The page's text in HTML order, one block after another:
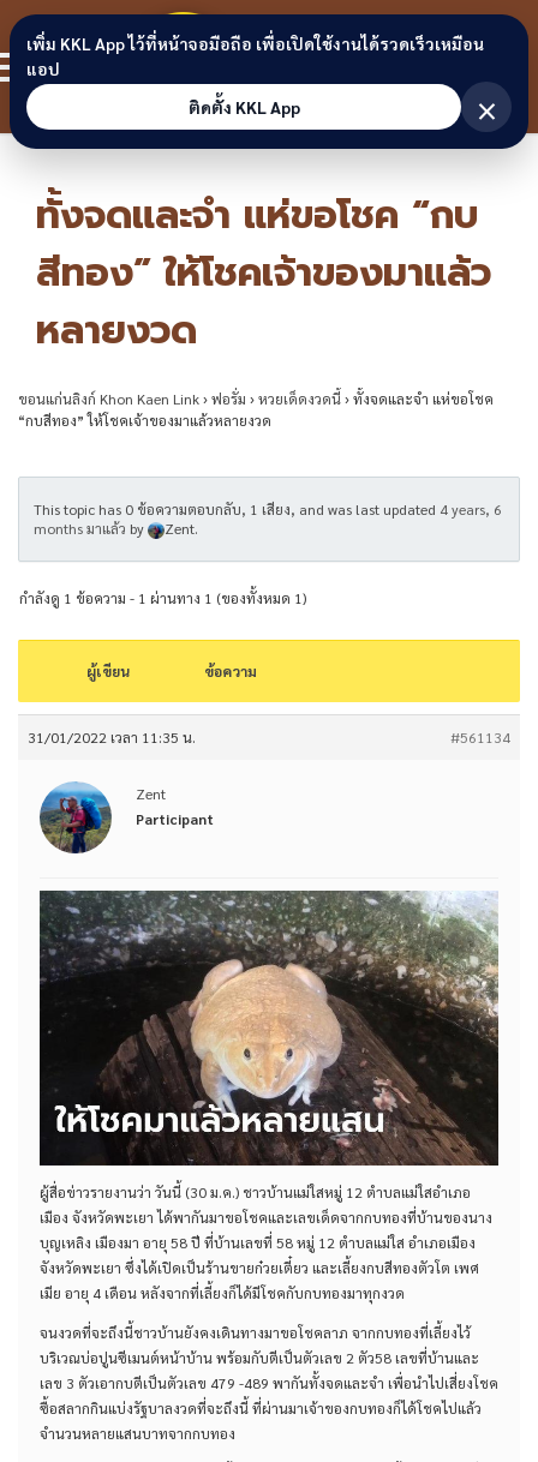
Skip to content
ขอนแก่น
ลิงก์
ทั้งจดและจำ แห่ขอโชค “กบ
สีทอง” ให้โชคเจ้าของมาแล้ว
หลายงวด
ขอนแก่นลิงก์ Khon Kaen Link›ฟอรั่ม ›หวยเด็ดงวดนี้›ทั้งจดและจำ แห่ขอโชค
“กบสีทอง” ให้โชคเจ้าของมาแล้วหลายงวด
This topic has 0 ข้อความตอบกลับ, 1 เสียง, and was last updated 4 years, 6
months มาแล้ว by Zent.
กำลังดู 1 ข้อความ - 1 ผ่านทาง 1 (ของทั้งหมด 1)
ผู้เขียน ข้อความ
31/01/2022 เวลา 11:35 น. #561134
Zent
Participant
ผู้สื่อข่าวรายงานว่า วันนี้ (30 ม.ค.) ชาวบ้านแม่ใสหมู่ 12 ตำบลแม่ใสอำเภอ
เมือง จังหวัดพะเยา ได้พากันมาขอโชคและเลขเด็ดจากกบทองที่บ้านของนาง
บุญเหลิง เมืองมา อายุ 58 ปี ที่บ้านเลขที่ 58 หมู่ 12 ตำบลแม่ใส อำเภอเมือง
จังหวัดพะเยา ซึ่งได้เปิดเป็นร้านขายก๋วยเตี๋ยว และเลี้ยงกบสีทองตัวโต เพศ
เมีย อายุ 4 เดือน หลังจากที่เลี้ยงก็ได้มีโชคกับกบทองมาทุกงวด
จนงวดที่จะถึงนี้ชาวบ้านยังคงเดินทางมาขอโชคลาภ จากกบทองที่เลี้ยงไว้
บริเวณบ่อปูนซีเมนต์หน้าบ้าน พร้อมกับตีเป็นตัวเลข 2 ตัว58 เลขที่บ้านและ
เลข 3 ตัวเอากบตีเป็นตัวเลข 479 -489 พากันทั้งจดและจำ เพื่อนำไปเสี่ยงโชค
ซื้อสลากกินแบ่งรัฐบาลงวดที่จะถึงนี้ ที่ผ่านมาเจ้าของกบทองก็ได้โชคไปแล้ว
จำนวนหลายแสนบาทจากกบทอง
เพิ่ม KKL App ไว้ที่หน้าจอมือถือ เพื่อเปิดใช้งานได้รวดเร็วเหมือน
แอป
ติดตั้ง KKL App
×